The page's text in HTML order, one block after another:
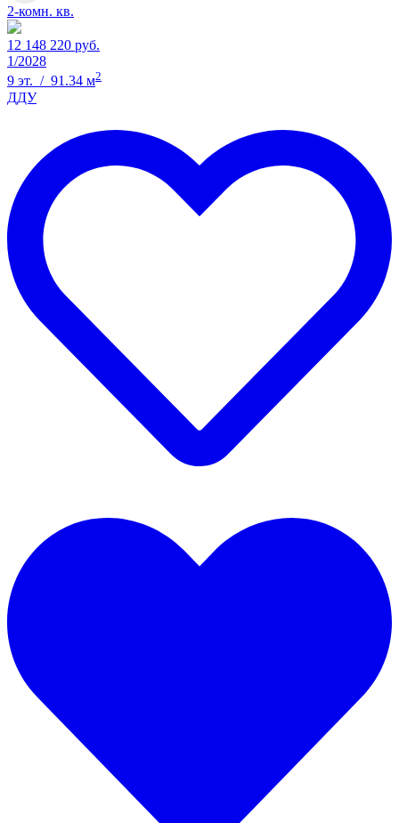
2-комн. кв.
12 148 220 руб.
1/2028
9 эт. / 91.34 м2
ДДУ